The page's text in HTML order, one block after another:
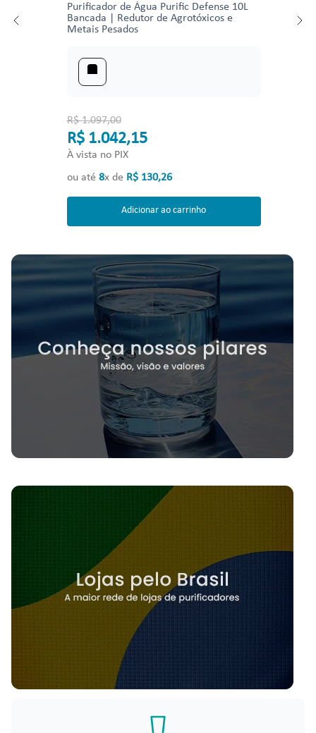
Purificador de Água Purific Defense 10L
Bancada | Redutor de Agrotóxicos e
Metais Pesados
R$ 1.097,00
R$ 1.042,15
À vista no PIX
ou até 8x de R$ 130,26
Adicionar ao carrinho